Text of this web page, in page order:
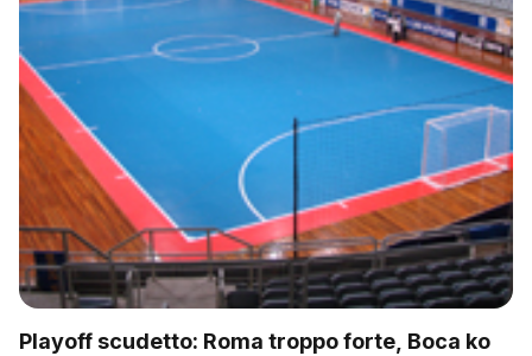
Playoff scudetto: Roma troppo forte, Boca ko